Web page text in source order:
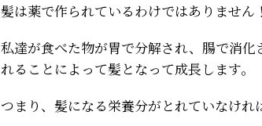
髪は薬で作られているわけではありません
私達が食べた物が胃で分解され、腸で消
れることによって髪となって成長します。
つまり、髪になる栄養分がとれていなけれ